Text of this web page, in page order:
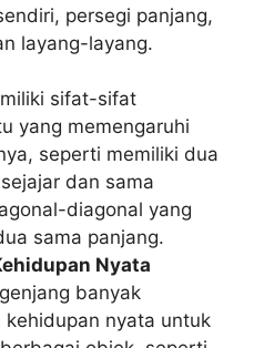
persegi panjang,
layang-layang.
sifat-sifat
yang memengaruhi
seperti memiliki dua
dan sama
diagonal yang
sama panjang.
Nyata
banyak
kehidupan nyata untuk